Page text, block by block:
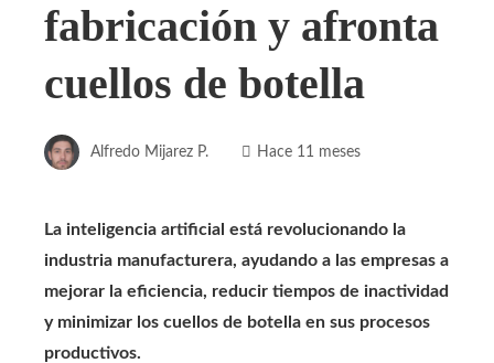
fabricación y afronta
cuellos de botella
Alfredo Mijarez P. Hace 11 meses
La inteligencia artificial está revolucionando la
industria manufacturera, ayudando a las empresas a
mejorar la eficiencia, reducir tiempos de inactividad
y minimizar los cuellos de botella en sus procesos
productivos.